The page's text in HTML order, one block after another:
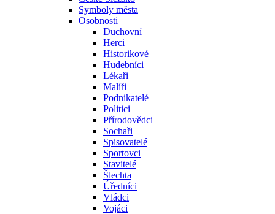
Symboly města
Osobnosti
Duchovní
Herci
Historikové
Hudebníci
Lékaři
Malíři
Podnikatelé
Politici
Přírodovědci
Sochaři
Spisovatelé
Sportovci
Stavitelé
Šlechta
Úředníci
Vládci
Vojáci